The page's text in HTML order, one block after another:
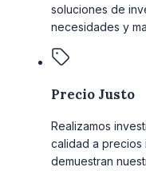
soluciones de
necesidades y
Precio Justo
Realizamos
calidad a precios
demuestran